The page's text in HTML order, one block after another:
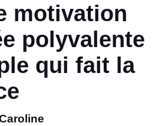
motivation
polyvalente
qui fait la